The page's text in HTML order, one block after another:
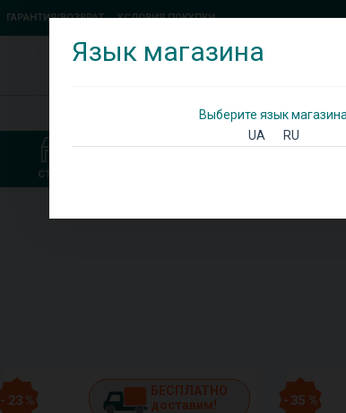
ГАРАНТИЯ/ВОЗВРАТ УСЛОВИЯ ПОКУПКИ
СТОЛЫ
Язык магазина
Выберите язык магазина
UA
RU
- 23 %
БЕСПЛАТНО
доставим!
- 35 %